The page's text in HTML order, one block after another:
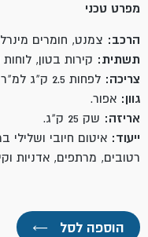
מפרט טכני
הרכב: צמנט, חומרים
תשתית: קירות בטון,
צריכה: לפחות 2.5 ק"ג למ"ר (ביישום של שתי שכבות).
גוון: אפור.
אריזה: שק 25 ק"ג.
ייעוד: איטום חיובי ושלילי
רטובים, מרתפים, אדניות
הוספה לסל ←